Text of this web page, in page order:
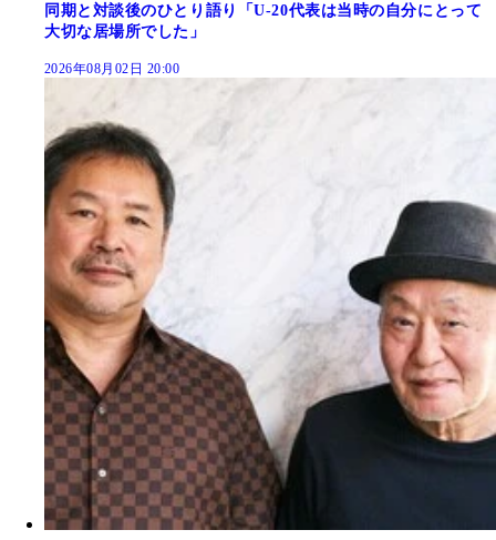
同期と対談後のひとり語り「U-20代表は当時の自分にとって
大切な居場所でした」
2026年08月02日 20:00